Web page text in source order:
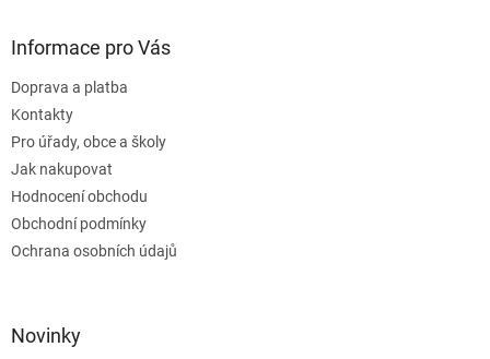
Informace pro Vás
Doprava a platba
Kontakty
Pro úřady, obce a školy
Jak nakupovat
Hodnocení obchodu
Obchodní podmínky
Ochrana osobních údajů
Novinky